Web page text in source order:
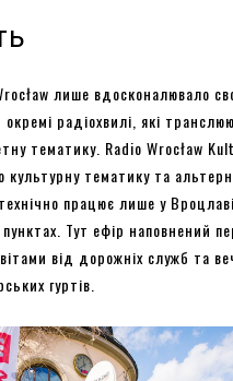
лише вдосконалювало
радіохвилі, які
тематику. Radio Wrocław
тематику та
працює лише у
пунктах. Тут ефір наповнений
від дорожніх служб та
гуртів.